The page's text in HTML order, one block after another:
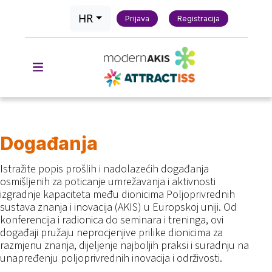
HR Prijava Registracija
Događanja
Istražite popis prošlih i nadolazećih događanja
osmišljenih za poticanje umrežavanja i aktivnosti
izgradnje kapaciteta među dionicima Poljoprivrednih
sustava znanja i inovacija (AKIS) u Europskoj uniji. Od
konferencija i radionica do seminara i treninga, ovi
događaji pružaju neprocjenjive prilike dionicima za
razmjenu znanja, dijeljenje najboljih praksi i suradnju na
unapređenju poljoprivrednih inovacija i održivosti.